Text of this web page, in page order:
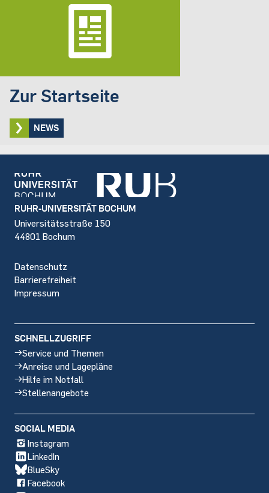
Zur Startseite
NEWS
Footer
RUHR-UNIVERSITÄT BOCHUM
Universitätsstraße 150
44801 Bochum
Datenschutz
Barrierefreiheit
Impressum
SCHNELLZUGRIFF
Service und Themen
Anreise und Lagepläne
Hilfe im Notfall
Stellenangebote
SOCIAL MEDIA
Instagram
LinkedIn
BlueSky
Facebook